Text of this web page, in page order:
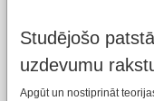
Studējošo
uzdevumu
Apgūt un nostiprināt